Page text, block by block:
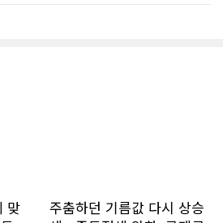
에는 크게 늘어 하루 평균 11명에 달해
60% 증가했는데 (년간 4천명) 신규 가
맞
주춤하던 기름값 다시 상승